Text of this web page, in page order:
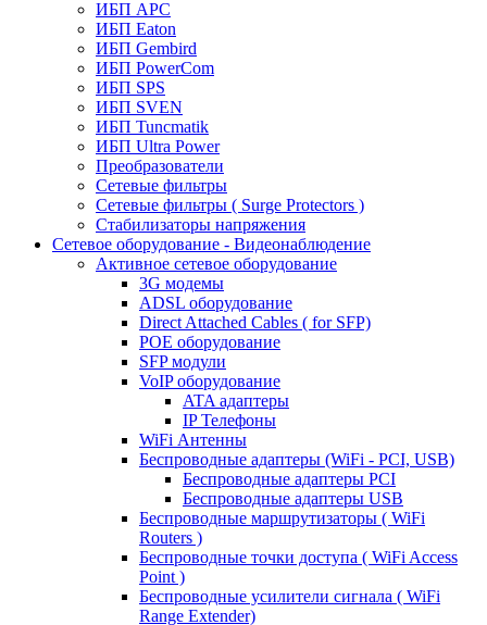
ИБП APC
ИБП Eaton
ИБП Gembird
ИБП PowerCom
ИБП SPS
ИБП SVEN
ИБП Tuncmatik
ИБП Ultra Power
Преобразователи
Сетевые фильтры
Сетевые фильтры ( Surge Protectors )
Стабилизаторы напряжения
Сетевое оборудование - Видеонаблюдение
Активное сетевое оборудование
3G модемы
ADSL оборудование
Direct Attached Cables ( for SFP)
POE оборудование
SFP модули
VoIP оборудование
ATA адаптеры
IP Телефоны
WiFi Антенны
Беспроводные адаптеры (WiFi - PCI, USB)
Беспроводные адаптеры PCI
Беспроводные адаптеры USB
Беспроводные маршрутизаторы ( WiFi
Routers )
Беспроводные точки доступа ( WiFi Access
Point )
Беспроводные усилители сигнала ( WiFi
Range Extender)